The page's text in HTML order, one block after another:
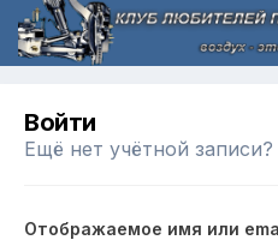
Войти
Ещё нет учётной записи?
Отображаемое имя или